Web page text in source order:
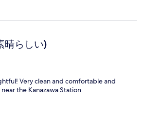
晴らしい)
Very clean and comfortable and
the Kanazawa Station.